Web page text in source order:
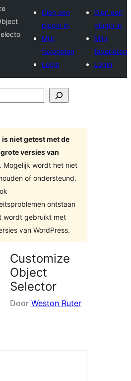
Dien een
plugin in
Mijn
favorieten
Login
Dien een
plugin in
Mijn
favorieten
Login
is niet getest met de
versies van
. Mogelijk wordt het niet
of ondersteund.
ontstaan
wordt gebruikt met
van WordPress.
Customize
Object
Selector
Door Weston Ruter